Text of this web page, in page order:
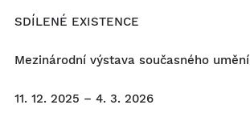
SDÍLENÉ EXISTENCE
Mezinárodní výstava současného umění
11. 12. 2025 – 4. 3. 2026